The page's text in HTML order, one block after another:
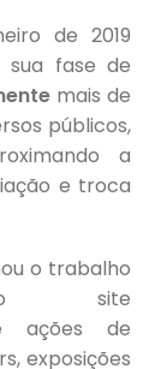
de 2019
fase de
mais de
públicos,
a
e troca
o trabalho
site
de
exposições